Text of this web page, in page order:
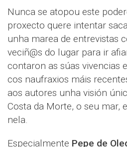
Nunca se atopou este
proxecto quere intentar
unha marea de entrevistas
veciñ@s do lugar para ir
contaron as súas vivencias
cos naufraxios máis
aos autores unha visión
Costa da Morte, o seu mar,
nela.
Especialmente Pepe de